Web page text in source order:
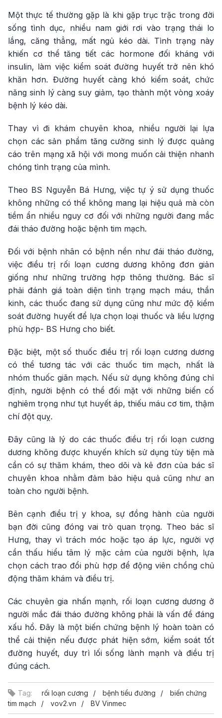
Một thực tế thường gặp là khi gặp trục trặc trong đời
sống tình dục, nhiều nam giới rơi vào trạng thái lo
lắng, căng thẳng, mất ngủ kéo dài. Tình trạng này
khiến cơ thể tăng tiết các hormone đối kháng với
insulin, làm việc kiểm soát đường huyết trở nên khó
khăn hơn. Đường huyết càng khó kiểm soát, chức
năng sinh lý càng suy giảm, tạo thành một vòng xoáy
bệnh lý kéo dài.
Thay vì đi khám chuyên khoa, nhiều người lại lựa
chọn các sản phẩm tăng cường sinh lý được quảng
cáo trên mạng xã hội với mong muốn cải thiện nhanh
chóng tình trạng của mình.
Theo BS Nguyễn Bá Hưng, việc tự ý sử dụng thuốc
không những có thể không mang lại hiệu quả mà còn
tiềm ẩn nhiều nguy cơ đối với những người đang mắc
đái tháo đường hoặc bệnh tim mạch.
Đối với bệnh nhân có bệnh nền như đái tháo đường,
việc điều trị rối loạn cương dương không đơn giản
giống như những trường hợp thông thường. Bác sĩ
phải đánh giá toàn diện tình trạng mạch máu, thần
kinh, các thuốc đang sử dụng cũng như mức độ kiểm
soát đường huyết để lựa chọn loại thuốc và liều lượng
phù hợp- BS Hưng cho biết.
Đặc biệt, một số thuốc điều trị rối loạn cương dương
có thể tương tác với các thuốc tim mạch, nhất là
nhóm thuốc giãn mạch. Nếu sử dụng không đúng chỉ
định, người bệnh có thể đối mặt với những biến cố
nghiêm trọng như tụt huyết áp, thiếu máu cơ tim, thậm
chí đột quỵ.
Đây cũng là lý do các thuốc điều trị rối loạn cương
dương không được khuyến khích sử dụng tùy tiện mà
cần có sự thăm khám, theo dõi và kê đơn của bác sĩ
chuyên khoa nhằm đảm bảo hiệu quả cũng như an
toàn cho người bệnh.
Bên cạnh điều trị y khoa, sự đồng hành của người
bạn đời cũng đóng vai trò quan trọng. Theo bác sĩ
Hưng, thay vì trách móc hoặc tạo áp lực, người vợ
cần thấu hiểu tâm lý mặc cảm của người bệnh, lựa
chọn cách trao đổi phù hợp để động viên chồng chủ
động thăm khám và điều trị.
Các chuyên gia nhấn mạnh, rối loạn cương dương ở
người mắc đái tháo đường không phải là vấn đề đáng
xấu hổ. Đây là một biến chứng bệnh lý hoàn toàn có
thể cải thiện nếu được phát hiện sớm, kiểm soát tốt
đường huyết, duy trì lối sống lành mạnh và điều trị
đúng cách.
Tag: rối loạn cương bệnh tiểu đường
biến chứng
tim mạch
vov2.vn BV Vinmec